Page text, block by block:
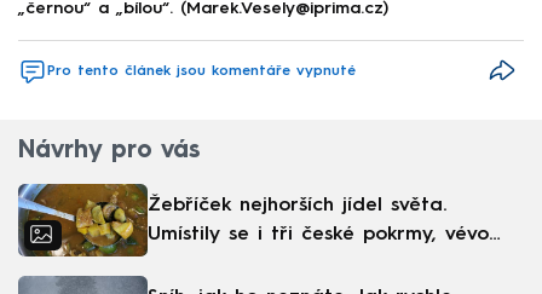
„černou“ a „bílou“. (Marek.Vesely@iprima.cz)
Pro tento článek jsou komentáře vypnuté
Návrhy pro vás
Žebříček nejhorších jídel světa.
Umístily se i tři české pokrmy, vévodí